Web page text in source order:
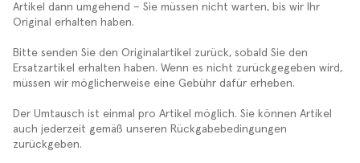
Artikel dann umgehend – Sie müssen nicht warten, bis wir Ihr
Original erhalten haben.
Bitte senden Sie den Originalartikel zurück, sobald Sie den
Ersatzartikel erhalten haben. Wenn es nicht zurückgegeben wird,
müssen wir möglicherweise eine Gebühr dafür erheben.
Der Umtausch ist einmal pro Artikel möglich. Sie können Artikel
auch jederzeit gemäß unseren Rückgabebedingungen
zurückgeben.